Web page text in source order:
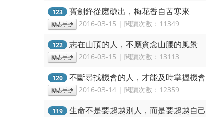
123 寶劍鋒從磨礪出，梅花香自苦寒來
勵志手抄 2016-03-15 | 閱讀次數：11349
122 志在山頂的人，不應貪念山腰的風景
勵志手抄 2016-03-15 | 閱讀次數：13113
120 不斷尋找機會的人，才能及時掌握機會
勵志手抄 2016-03-14 | 閱讀次數：12359
119 生命不是要超越別人，而是要超越自己